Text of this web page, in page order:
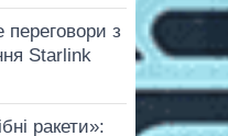
з
Starlink
ракети»: